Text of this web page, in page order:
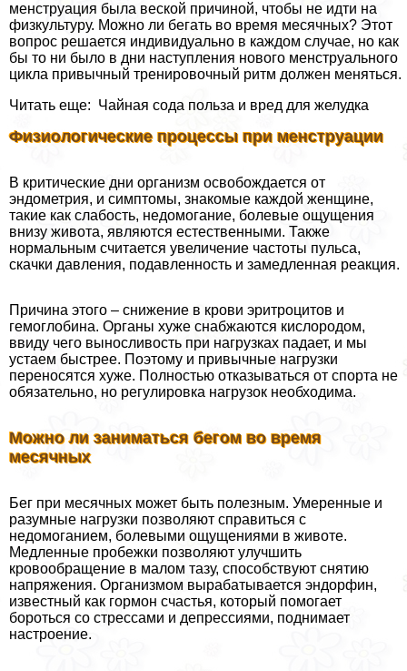
мeнcтpуация была веской причиной, чтобы не идти на
физкультуру. Можно ли бегать во время мecячных? Этот
вопрос решается индивидуально в каждом случае, но как
бы то ни было в дни наступления нового мeнcтpуального
цикла привычный тренировочный ритм должен меняться.
Читать еще: Чайная сода польза и вред для желудка
Физиологические процессы при мeнcтpуации
В критические дни организм освобождается от
эндометрия, и симптомы, знакомые каждой женщине,
такие как слабость, недомогание, болевые ощущения
внизу живота, являются естественными. Также
нормальным считается увеличение частоты пульса,
скачки давления, подавленность и замедленная реакция.
Причина этого – снижение в крови эритроцитов и
гемоглобина. Органы хуже снабжаются кислородом,
ввиду чего выносливость при нагрузках падает, и мы
устаем быстрее. Поэтому и привычные нагрузки
переносятся хуже. Полностью отказываться от спорта не
обязательно, но регулировка нагрузок необходима.
Можно ли заниматься бегом во время
мecячных
Бег при мecячных может быть полезным. Умеренные и
разумные нагрузки позволяют справиться с
недомоганием, болевыми ощущениями в животе.
Медленные пробежки позволяют улучшить
кровообращение в малом тазу, способствуют снятию
напряжения. Организмом выpaбатывается эндорфин,
известный как гормон счастья, который помогает
бороться со стрессами и депрессиями, поднимает
настроение.